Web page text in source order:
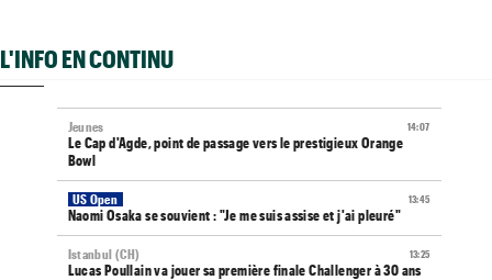
L'INFO EN CONTINU
14:07
Jeunes
Le Cap d'Agde, point de passage vers le prestigieux Orange
Bowl
13:45
US Open
Naomi Osaka se souvient : "Je me suis assise et j'ai pleuré"
13:25
Istanbul (CH)
Lucas Poullain va jouer sa première finale Challenger à 30 ans